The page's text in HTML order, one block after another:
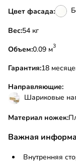
Цвет фасада:
Вес:
54 кг
Объем:
0.09 м3
Гарантия:18
Направляющие:
Шариковые
Материал ножек:
Важная
Внутренняя